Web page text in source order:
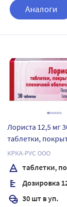
Аналоги
Лориста 12,5 мг
таблетки,
пленочной
КРКА-РУС ООО
таблетки, покрытые
Дозировка
30 шт в уп.